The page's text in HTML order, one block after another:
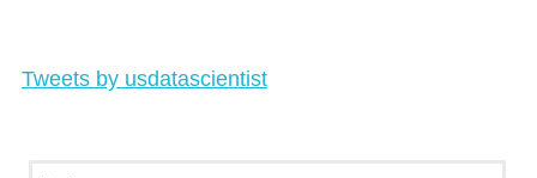
Tweets by usdatascientist